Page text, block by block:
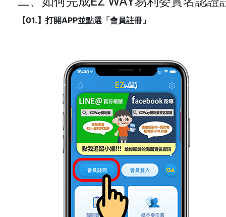
【01.】打開APP並點選「會員註冊」